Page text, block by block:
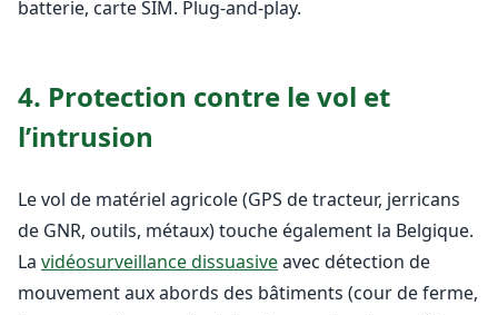
batterie, carte SIM. Plug-and-play.
4. Protection contre le vol et
l’intrusion
Le vol de matériel agricole (GPS de tracteur, jerricans
de GNR, outils, métaux) touche également la Belgique.
La vidéosurveillance dissuasiveavec détection de
mouvement aux abords des bâtiments (cour de ferme,